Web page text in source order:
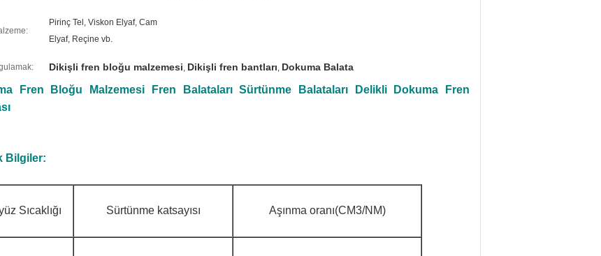
Pirinç Tel, Viskon Elyaf, Cam
Elyaf, Reçine vb.
Dikişli fren bloğu malzemesi, Dikişli fren bantları, Dokuma Balata
Fren Bloğu Malzemesi Fren Balataları Sürtünme Balataları Delikli Dokuma Fren
Bilgiler:
Sıcaklığı Sürtünme katsayısı Aşınma oranı(CM3/NM)